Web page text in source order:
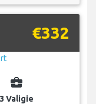
€332
business_center
3 Valigie